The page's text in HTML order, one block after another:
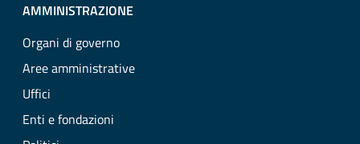
AMMINISTRAZIONE
Organi di governo
Aree amministrative
Uffici
Enti e fondazioni